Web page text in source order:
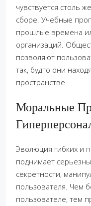
чувствуется столь
сборе. Учебные
прошлые времена
организаций.
позволяют
так, будто они
пространстве.
Моральные
Эволюция гибких и
поднимает
секретности,
пользователя. Чем
пользователе, тем